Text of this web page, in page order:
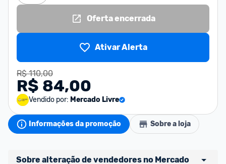
Oferta encerrada
Ativar Alerta
R$ 110,00
R$ 84,00
Vendido por: Mercado Livre
Informações da promoção Sobre a loja
Sobre alteração de vendedores no Mercado